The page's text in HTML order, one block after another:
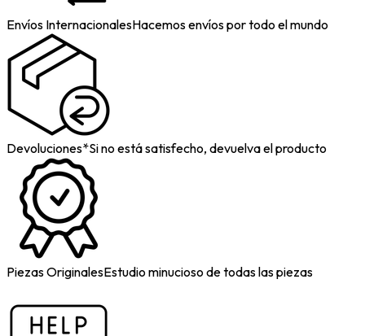
Envíos InternacionalesHacemos envíos por todo el mundo
Devoluciones*Si no está satisfecho, devuelva el producto
Piezas OriginalesEstudio minucioso de todas las piezas